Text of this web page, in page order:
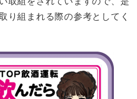
り組まれる際の参考としてく